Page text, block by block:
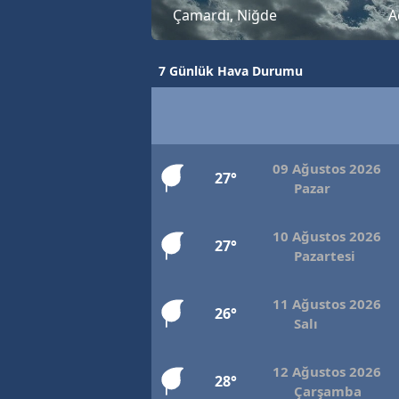
Çamardı, Niğde
7 Günlük Hava Durumu
27°
09 Ağustos 2026
Pazar
27°
10 Ağustos 2026
Pazartesi
26°
11 Ağustos 2026
Salı
28°
12 Ağustos 2026
Çarşamba